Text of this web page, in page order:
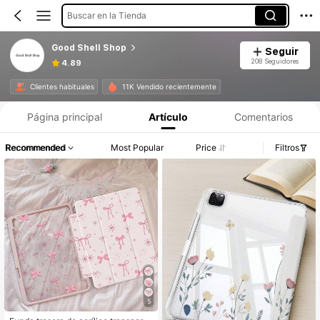
Buscar en la Tienda
Good Shell Shop
4.89
Seguir
208 Seguidores
Clientes habituales 11K Vendido recientemente
Página principal Artículo Comentarios
Recommended Most Popular Price Filtros
5